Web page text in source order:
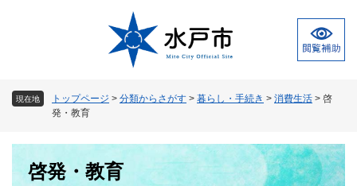
現在地 トップページ > 分類からさがす > 暮らし・手続き > 消費生活 > 啓
発・教育
啓発・教育